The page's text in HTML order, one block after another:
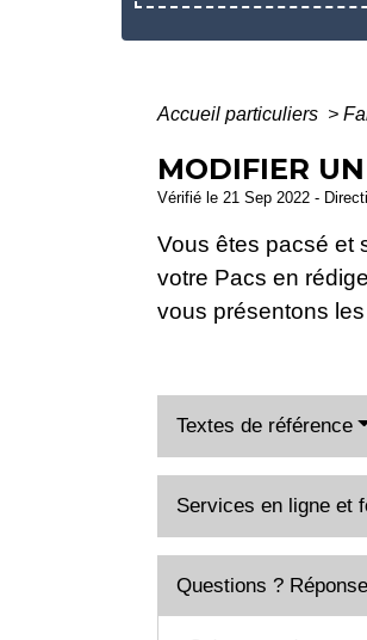
Accueil particuliers >
MODIFIER
Vérifié le 21 Sep 2022 -
Vous êtes pacsé et
votre Pacs en
vous présentons
Textes de référence
Services en ligne et
Questions ?